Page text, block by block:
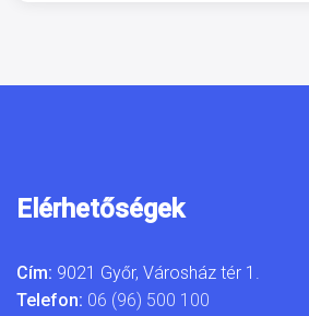
Elérhetőségek
Cím: 9021 Győr, Városház tér 1.
Telefon: 06 (96) 500 100